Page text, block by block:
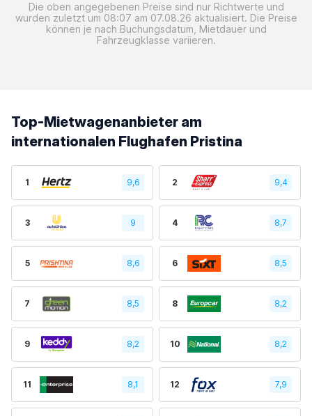
Die oben angegebenen Preise sind nur Richtwerte und
wurden zuletzt um 08:07 am 07.08.26 aktualisiert. Die Preise
können je nach Buchungsdatum, Mietdauer und
Fahrzeugklasse variieren.
Top-Mietwagenanbieter am
internationalen Flughafen Pristina
1 9,6 2 9,4
3 9 4 8,7
5 8,6 6 8,5
7 8,5 8 8,2
9 8,2 10 8,2
11 8,1 12 7,9